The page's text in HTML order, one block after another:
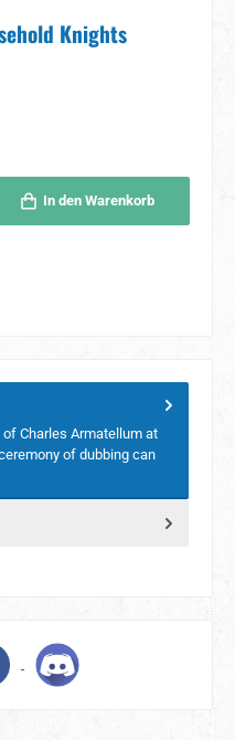
Knights
In den Warenkorb
Charles Armatellum at
of dubbing can